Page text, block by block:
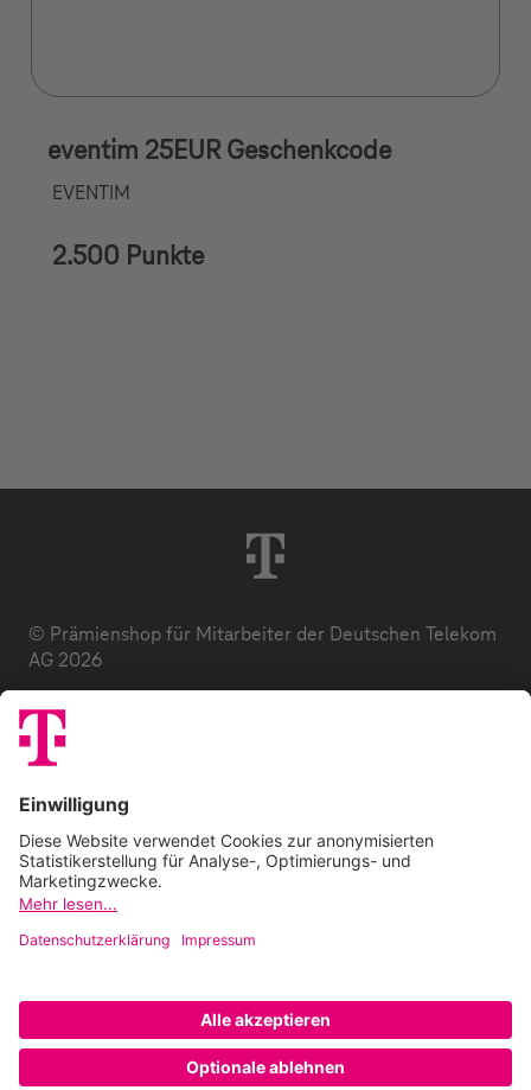
eventim 25EUR Geschenkcode
EVENTIM
2.500 Punkte
© Prämienshop für Mitarbeiter der Deutschen Telekom
AG 2026
Datenschutz
Impressum
Zuzahlung
E-Codes
FAQ
Barrierefreiheitserklärung